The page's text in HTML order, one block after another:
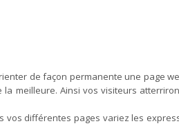
de façon permanente une page
meilleure. Ainsi vos visiteurs
différentes pages variez les